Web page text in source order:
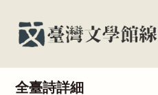
全臺詩詳細